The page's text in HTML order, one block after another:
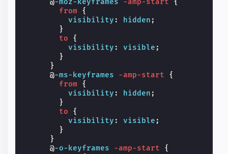
@-moz-keyframes -amp-start
{
from
{
visibility : hidden ;
}
to
{
visibility : visible ;
}
}
@-ms-keyframes -amp-start
{
from
{
visibility : hidden ;
}
to
{
visibility : visible ;
}
}
@-o-keyframes -amp-start
{